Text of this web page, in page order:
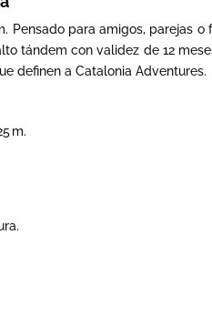
Pensado para amigos, parejas o
tándem con validez de 12
definen a Catalonia Adventures.
m.